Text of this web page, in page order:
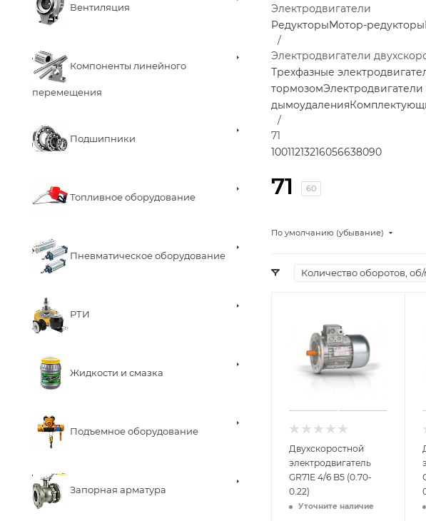
Вентиляция
Компоненты линейного
перемещения
Подшипники
Топливное оборудование
Пневматическое оборудование
РТИ
Жидкости и смазка
Подъемное оборудование
Запорная арматура
71 60
Электродвигатели
РедукторыМотор-редукторы
Электродвигатели
Трехфазные
тормозом
дымоудаления
71
10011213216056638090
По умолчанию (убывание)
Количество оборотов,
Двухскоростной
электродвигатель
GR71E 4/6 B5 (0.70-
0.22)
Уточните наличие